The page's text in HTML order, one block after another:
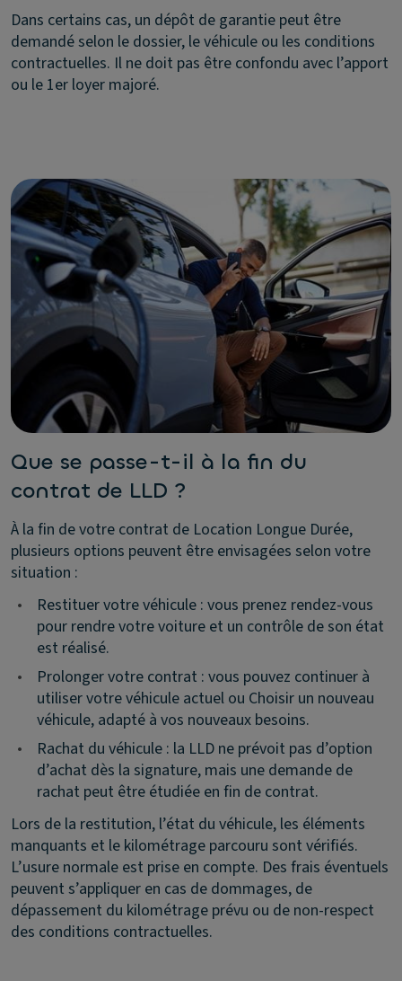
Dans certains cas, un dépôt de garantie peut être
demandé selon le dossier, le véhicule ou les conditions
contractuelles. Il ne doit pas être confondu avec l’apport
ou le 1er loyer majoré.
Que se passe-t-il à la fin du
contrat de LLD ?
À la fin de votre contrat de Location Longue Durée,
plusieurs options peuvent être envisagées selon votre
situation :
•
Restituer votre véhicule : vous prenez rendez-vous
pour rendre votre voiture et un contrôle de son état
est réalisé.
•
Prolonger votre contrat : vous pouvez continuer à
utiliser votre véhicule actuel ou Choisir un nouveau
véhicule, adapté à vos nouveaux besoins.
•
Rachat du véhicule : la LLD ne prévoit pas d’option
d’achat dès la signature, mais une demande de
rachat peut être étudiée en fin de contrat.
Lors de la restitution, l’état du véhicule, les éléments
manquants et le kilométrage parcouru sont vérifiés.
L’usure normale est prise en compte. Des frais éventuels
peuvent s’appliquer en cas de dommages, de
dépassement du kilométrage prévu ou de non-respect
des conditions contractuelles.